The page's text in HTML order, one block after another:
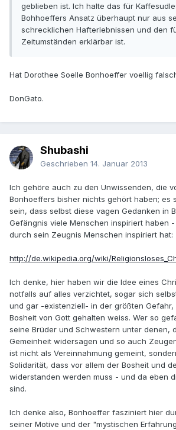
geblieben ist. Ich halte das für
Bohhoeffers Ansatz überhaupt nur aus
schrecklichen Hafterlebnissen und den
Zeitumständen erklärbar ist.
Hat Dorothee Soelle Bonhoeffer voellig
DonGato.
Shubashi
Geschrieben 14. Januar 2013
Ich gehöre auch zu den Unwissenden, die
Bonhoeffers bisher nichts gehört haben; es
sein, dass selbst diese vagen Gedanken in
Gefängnis viele Menschen inspiriert haben
durch sein Zeugnis Menschen inspiriert hat:
http://de.wikipedia.org/wiki/
Ich denke, hier haben wir die Idee eines
notfalls auf alles verzichtet, sogar sich
und gar -existenziell- in der größten Gefahr,
Bosheit von Gott gehalten weiss. Wer so
seine Brüder und Schwestern unter denen,
Gemeinheit widersagen und so auch
ist nicht als Vereinnahmung gemeint,
Solidarität, dass vor allem der Bosheit und
widerstanden werden muss - und da eben
sind.
Ich denke also, Bonhoeffer fasziniert hier
seiner Motive und der "mystischen